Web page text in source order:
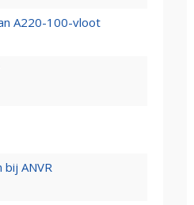
A220-100-vloot
ANVR